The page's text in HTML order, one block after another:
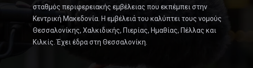
σταθμός περιφερειακής εμβέλειας που εκπέμπει στην
Κεντρική Μακεδονία. Η εμβέλειά του καλύπτει τους νομούς
Θεσσαλονίκης, Χαλκιδικής, Πιερίας, Ημαθίας, Πέλλας και
Κιλκίς. Έχει έδρα στη Θεσσαλονίκη.